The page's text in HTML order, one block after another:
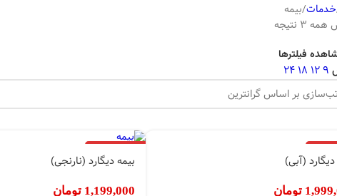
خدمات بیمه
3 نتیجه
فیلترها
9
12
18
24
(آبی)
تومان
بیمه دیگارد (نارنجی)
1,199,000 تومان